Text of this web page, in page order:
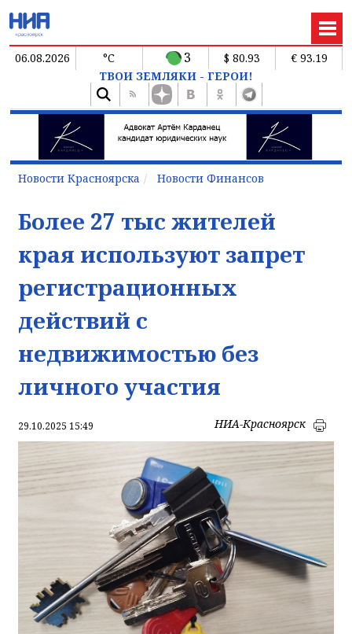
06.08.2026 °C 3 $ 80.93
€ 93.19
ТВОИ ЗЕМЛЯКИ - ГЕРОИ!
Новости Красноярска Новости Финансов
Более 27 тыс жителей
края используют запрет
регистрационных
действий с
недвижимостью без
личного участия
29.10.2025 15:49 НИА-Красноярск